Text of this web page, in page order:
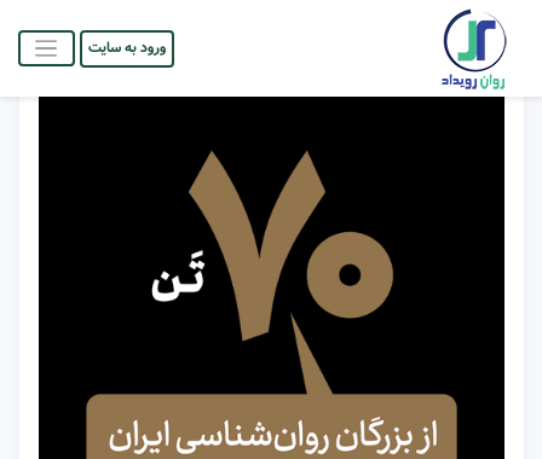
ورود به سایت